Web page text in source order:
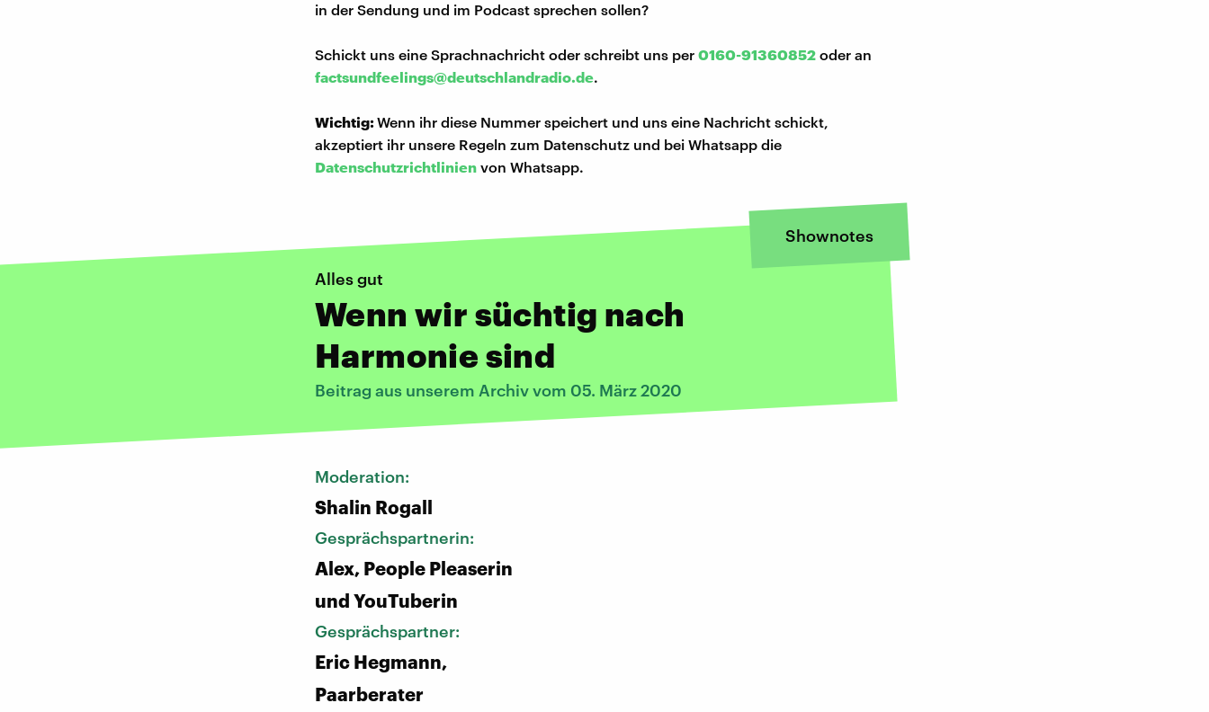
in der Sendung und im Podcast sprechen sollen?
Schickt uns eine Sprachnachricht oder schreibt uns per 0160-91360852 oder an
factsundfeelings@deutschlandradio.de.
Wichtig:Wenn ihr diese Nummer speichert und uns eine Nachricht schickt,
akzeptiert ihr unsere Regeln zum Datenschutz und bei Whatsapp die
Datenschutzrichtlinien von Whatsapp.
Shownotes
Alles gut
Wenn wir süchtig nach
Harmonie sind
Beitrag aus unserem Archiv vom 05. März 2020
Moderation:
Shalin Rogall
Gesprächspartnerin:
Alex, People Pleaserin
und YouTuberin
Gesprächspartner:
Eric Hegmann,
Paarberater